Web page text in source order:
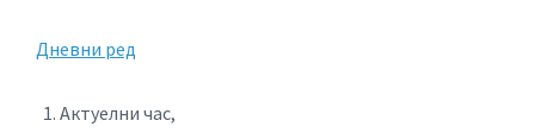
Дневни ред
Актуелни час,